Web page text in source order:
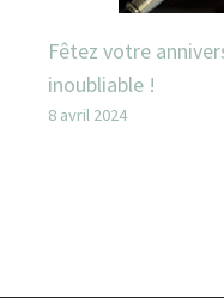
Fêtez votre
inoubliable !
8 avril 2024